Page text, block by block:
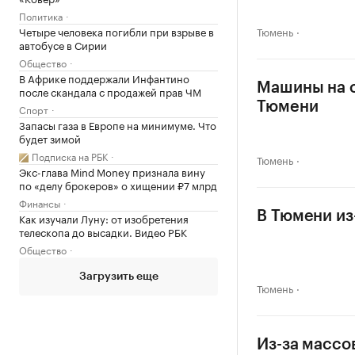
Политика
Четыре человека погибли при взрыве в
автобусе в Сирии
Общество
В Африке поддержали Инфантино
после скандала с продажей прав ЧМ
Спорт
Запасы газа в Европе на минимуме. Что
будет зимой
Подписка на РБК
Экс-глава Mind Money признала вину
по «делу брокеров» о хищении ₽7 млрд
Финансы
Как изучали Луну: от изобретения
телескопа до высадки. Видео РБК
Общество
Загрузить еще
Тюмень
Машины на
Тюмени
Тюмень
В Тюмени
Тюмень
Из-за